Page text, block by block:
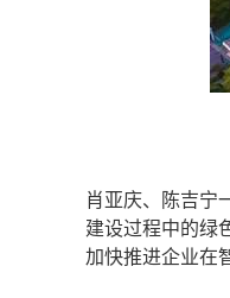
肖亚庆、陈吉宁
建设过程中的绿
加快推进企业在